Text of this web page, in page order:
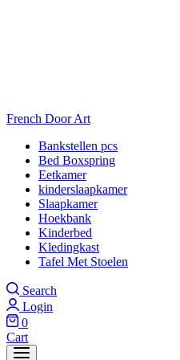
French Door Art
Bankstellen pcs
Bed Boxspring
Eetkamer
kinderslaapkamer
Slaapkamer
Hoekbank
Kinderbed
Kledingkast
Tafel Met Stoelen
Search
Login
0
Cart